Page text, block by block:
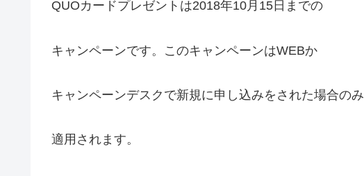
QUOカードプレゼントは2018年10月15日までの
キャンペーンです。このキャンペーンはWEBか
キャンペーンデスクで新規に申し込みをされた場合のみ
適用されます。